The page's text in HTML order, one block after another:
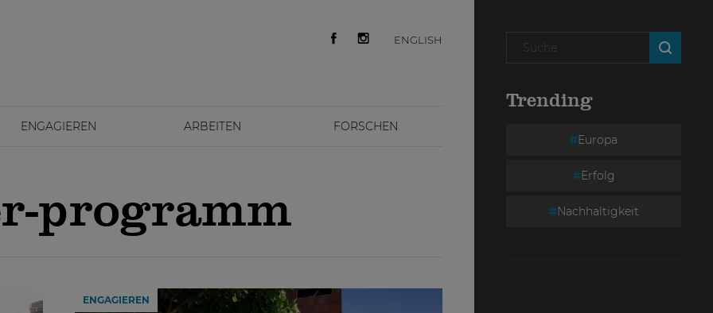
ENGLISH
ENGAGIEREN ARBEITEN FORSCHEN
Trending
Europa
Erfolg
Nachhaltigkeit
programm
ENGAGIEREN